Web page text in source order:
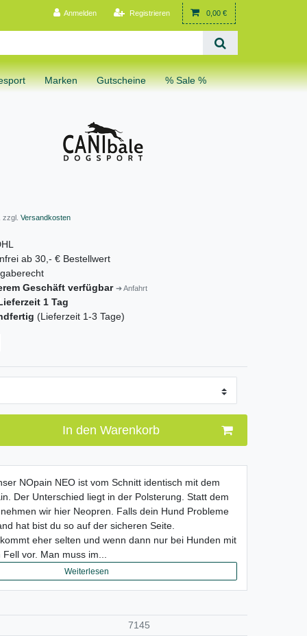
Anmelden Registrieren 0,00 €
Marken Gutscheine % Sale %
zzgl. Versandkosten
ab 30,- € Bestellwert
Geschäft verfügbar ➔ Anfahrt
1 Tag
(Lieferzeit 1-3 Tage)
In den Warenkorb
NOpain NEO ist vom Schnitt identisch mit dem
Der Unterschied liegt in der Polsterung. Statt dem
wir hier Neopren. Falls dein Hund Probleme
hat bist du so auf der sicheren Seite.
eher selten und wenn dann nur bei Hunden mit
vor. Man muss im...
Weiterlesen
7145